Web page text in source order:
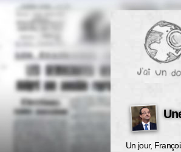
Un jour,